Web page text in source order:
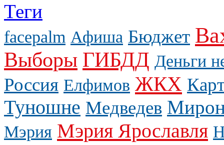
Теги
facepalm Афиша Бюджет
Выборы ГИБДД Деньги
Россия Елфимов ЖКХ
Туношне Медведев
Мэрия Мэрия Ярославля